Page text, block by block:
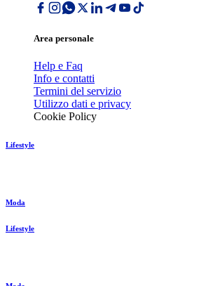
Area personale
Help e Faq
Info e contatti
Termini del servizio
Utilizzo dati e privacy
Cookie Policy
Lifestyle
Moda
Lifestyle